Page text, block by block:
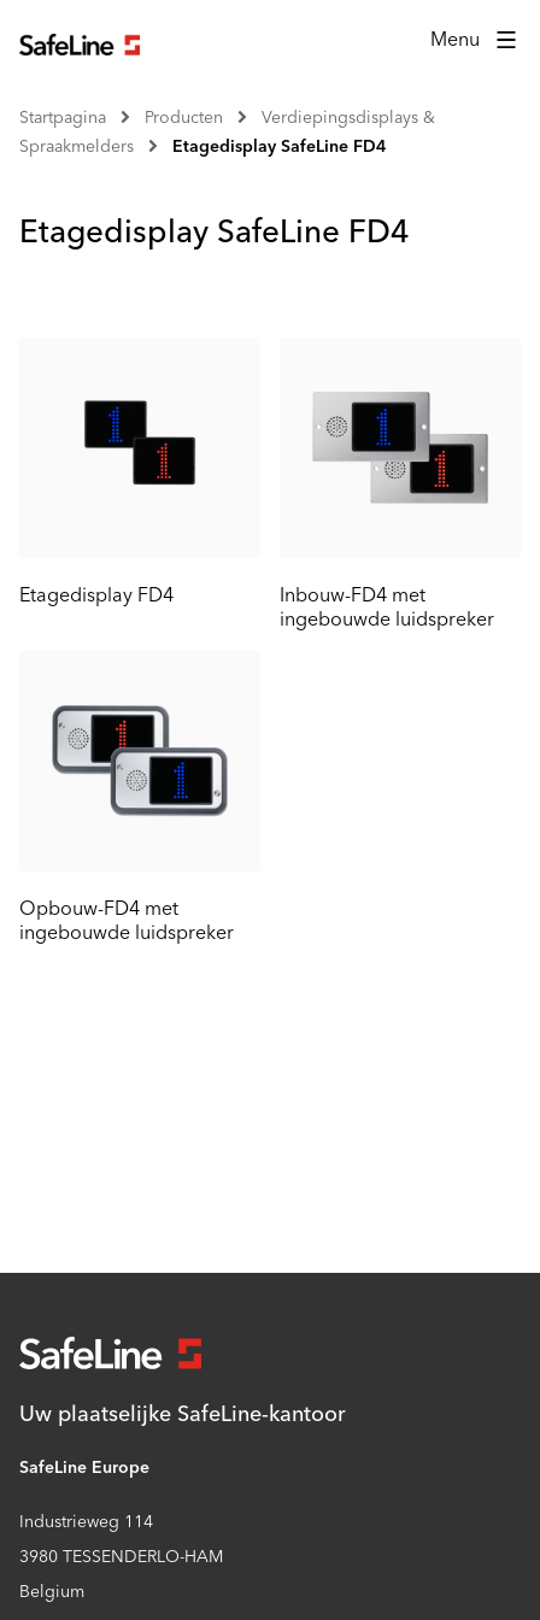
Menu
Startpagina Producten
Verdiepingsdisplays &
Spraakmelders
Etagedisplay SafeLine FD4
Etagedisplay SafeLine FD4
Etagedisplay FD4
Inbouw-FD4 met
ingebouwde luidspreker
Opbouw-FD4 met
ingebouwde luidspreker
Uw plaatselijke SafeLine-kantoor
SafeLine Europe
Industrieweg 114
3980 TESSENDERLO-HAM
Belgium